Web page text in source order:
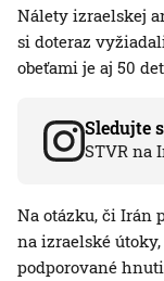
Nálety izraelskej
si doteraz
obeťami je aj 50
Sledujte
STVR na
Na otázku, či Irán
na izraelské
podporované